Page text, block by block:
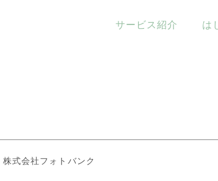
サービス紹介 は
株式会社フォトバンク